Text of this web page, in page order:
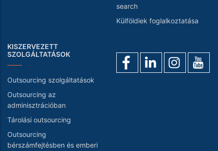
search
Külföldiek foglalkoztatása
KISZERVEZETT
SZOLGÁLTATÁSOK
Outsourcing szolgáltatások
Outsourcing az
adminisztrációban
Tárolási outsourcing
Outsourcing
bérszámfejtésben és emberi